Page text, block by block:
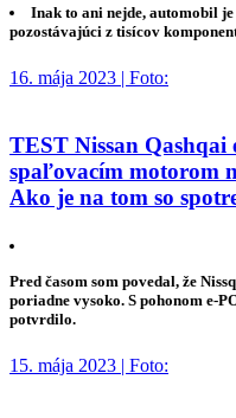
Inak to ani nejde, automobil
pozostávajúci z tisícov
16. mája 2023 | Foto:
TEST Nissan
spaľovacím motorom
Ako je na tom so
Pred časom som povedal, že
poriadne vysoko. S pohonom e-
potvrdilo.
15. mája 2023 | Foto: